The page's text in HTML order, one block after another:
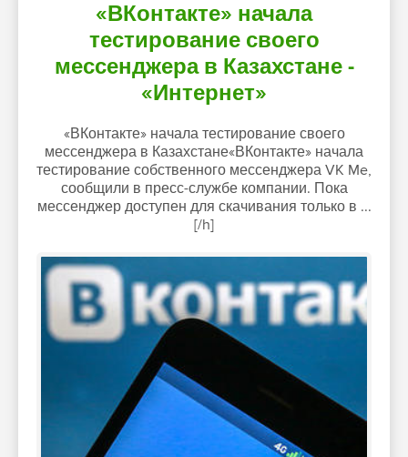
«ВКонтакте» начала
тестирование своего
мессенджера в Казахстане -
«Интернет»
«ВКонтакте» начала тестирование своего
мессенджера в Казахстане«ВКонтакте» начала
тестирование собственного мессенджера VK Me,
сообщили в пресс-службе компании. Пока
мессенджер доступен для скачивания только в ...
[/h]